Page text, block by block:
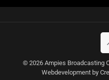
© 2026 Ampies Broadcasting
Webdevelopment by